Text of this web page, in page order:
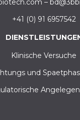
–
+41 (0) 91 6957542
Klinische Versuche
und